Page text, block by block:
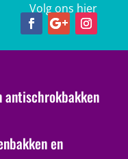
Volg ons hier
antischrokbakken
en